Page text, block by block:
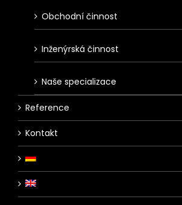
Obchodní činnost
Inženýrská činnost
Naše specializace
Reference
Kontakt